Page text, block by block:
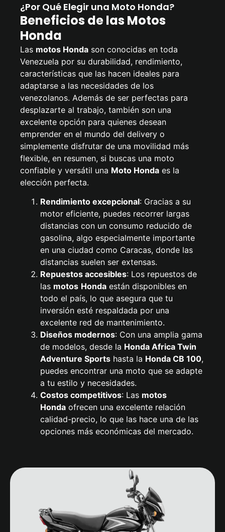
¿Por Qué Elegir una Moto Honda?
Beneficios de las Motos
Honda
Las motos Honda son conocidas en toda
Venezuela por su durabilidad, rendimiento,
características que las hacen ideales para
adaptarse a las necesidades de los
venezolanos. Además de ser perfectas para
desplazarte al trabajo, también son una
excelente opción para quienes desean
emprender en el mundo del delivery o
simplemente disfrutar de una movilidad más
flexible, en resumen, si buscas una moto
confiable y versátil una Moto Honda es la
elección perfecta.
Rendimiento excepcional: Gracias a su
motor eficiente, puedes recorrer largas
distancias con un consumo reducido de
gasolina, algo especialmente importante
en una ciudad como Caracas, donde las
distancias suelen ser extensas.
Repuestos accesibles: Los repuestos de
las motos Honda están disponibles en
todo el país, lo que asegura que tu
inversión esté respaldada por una
excelente red de mantenimiento.
Diseños modernos: Con una amplia gama
de modelos, desde la Honda Africa Twin
Adventure Sports hasta la Honda CB 100,
puedes encontrar una moto que se adapte
a tu estilo y necesidades.
Costos competitivos: Las motos
Honda ofrecen una excelente relación
calidad-precio, lo que las hace una de las
opciones más económicas del mercado.